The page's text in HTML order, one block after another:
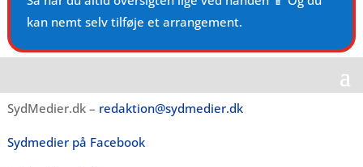
kan nemt selv tilføje et arrangement.
SydMedier.dk – redaktion@sydmedier.dk
Sydmedier på Facebook